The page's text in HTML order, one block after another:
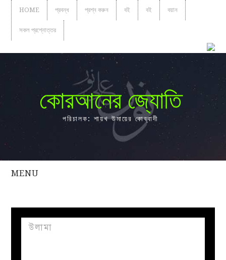
HOME প্রবন্ধ প্রশ্ন করুন বই বই বয়ান
সকল প্রশ্নোত্তর
কোরআনের জ্যোতি
পরিচালক: শায়খ উমায়ের কোব্বাদী
MENU
সকল
প্রবন্ধ
উলামা